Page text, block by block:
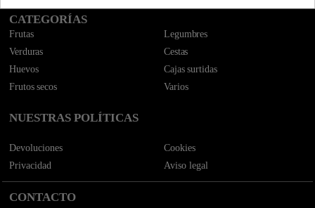
CATEGORÍAS
Frutas
Verduras
Huevos
Frutos secos
Legumbres
Cestas
Cajas surtidas
Varios
NUESTRAS POLÍTICAS
Devoluciones
Privacidad
Cookies
Aviso legal
CONTACTO